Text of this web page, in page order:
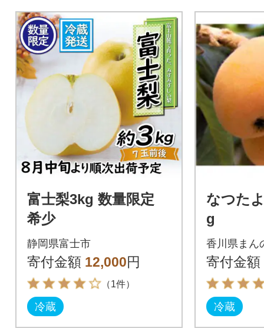
富士梨3kg 数量限定
希少
静岡県富士市
寄付金額 12,000円
（1件）
冷蔵
なつた
g
香川県まん
寄付金額
冷蔵